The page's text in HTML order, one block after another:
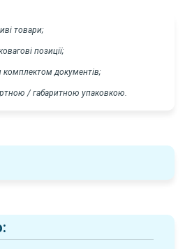
товари;
позиції;
комплектом документів;
/ габаритною упаковкою.